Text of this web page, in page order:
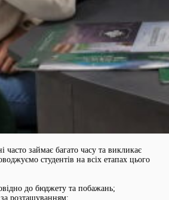
займає багато часу та викликає
студентів на всіх етапах цього
до бюджету та побажань;
розташуванням;